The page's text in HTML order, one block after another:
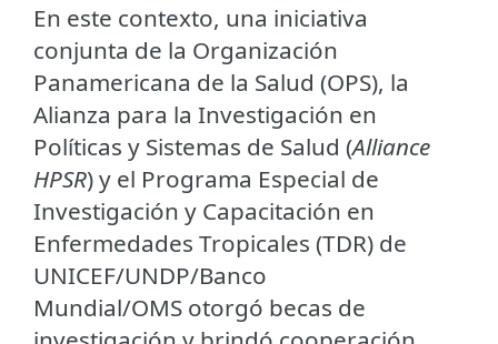
En este contexto, una iniciativa
conjunta de la Organización
Panamericana de la Salud (OPS), la
Alianza para la Investigación en
Políticas y Sistemas de Salud (Alliance
HPSR) y el Programa Especial de
Investigación y Capacitación en
Enfermedades Tropicales (TDR) de
UNICEF/UNDP/Banco
Mundial/OMS otorgó becas de